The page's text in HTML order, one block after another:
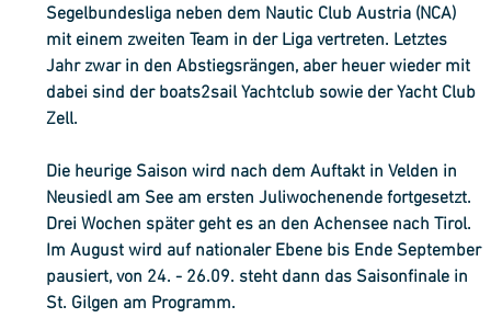
Segelbundesliga neben dem Nautic Club Austria (NCA)
mit einem zweiten Team in der Liga vertreten. Letztes
Jahr zwar in den Abstiegsrängen, aber heuer wieder mit
dabei sind der boats2sail Yachtclub sowie der Yacht Club
Zell.
Die heurige Saison wird nach dem Auftakt in Velden in
Neusiedl am See am ersten Juliwochenende fortgesetzt.
Drei Wochen später geht es an den Achensee nach Tirol.
Im August wird auf nationaler Ebene bis Ende September
pausiert, von 24. - 26.09. steht dann das Saisonfinale in
St. Gilgen am Programm.